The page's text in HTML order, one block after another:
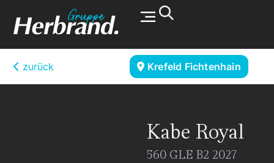
zurück Krefeld Fichtenhain
Kabe Royal
560 GLE B2 2027